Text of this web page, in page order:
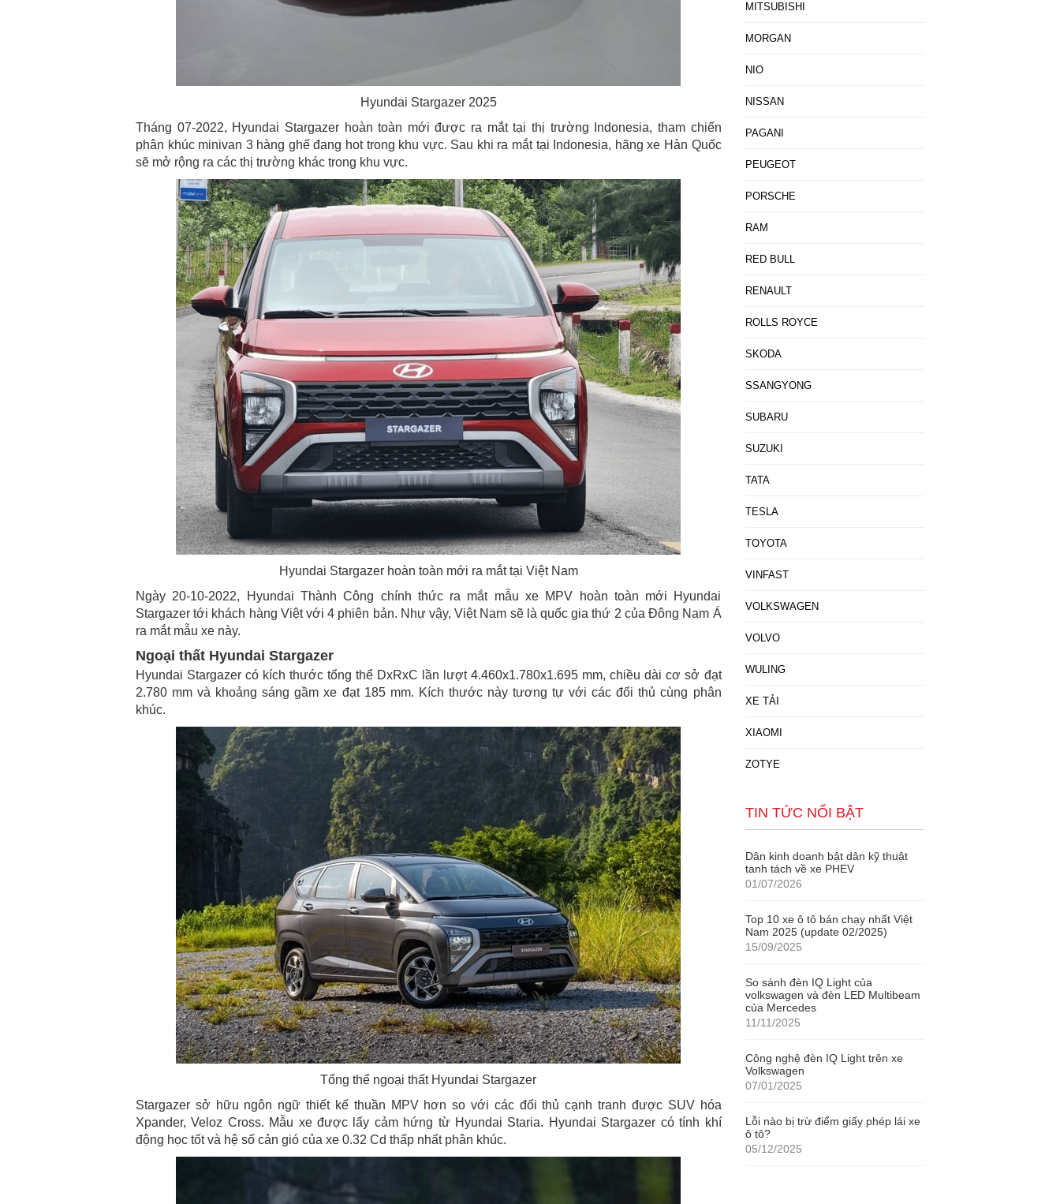
Hyundai Stargazer 2025
Tháng 07-2022, Hyundai Stargazer hoàn toàn mới được ra mắt tại thị trường Indonesia, tham chiến
phân khúc minivan 3 hàng ghế đang hot trong khu vực. Sau khi ra mắt tại Indonesia, hãng xe Hàn Quốc
sẽ mở rộng ra các thị trường khác trong khu vực.
Hyundai Stargazer hoàn toàn mới ra mắt tại Việt Nam
Ngày 20-10-2022, Hyundai Thành Công chính thức ra mắt mẫu xe MPV hoàn toàn mới Hyundai
Stargazer tới khách hàng Việt với 4 phiên bản. Như vậy, Việt Nam sẽ là quốc gia thứ 2 của Đông Nam Á
ra mắt mẫu xe này.
Ngoại thất Hyundai Stargazer
Hyundai Stargazer có kích thước tổng thể DxRxC lần lượt 4.460x1.780x1.695 mm, chiều dài cơ sở đạt
2.780 mm và khoảng sáng gầm xe đạt 185 mm. Kích thước này tương tự với các đối thủ cùng phân
khúc.
Tổng thể ngoại thất Hyundai Stargazer
Stargazer sở hữu ngôn ngữ thiết kế thuần MPV hơn so với các đối thủ cạnh tranh được SUV hóa
Xpander, Veloz Cross. Mẫu xe được lấy cảm hứng từ Hyundai Staria. Hyundai Stargazer có tính khí
động học tốt và hệ số cản gió của xe 0.32 Cd thấp nhất phân khúc.
MITSUBISHI
MORGAN
NIO
NISSAN
PAGANI
PEUGEOT
PORSCHE
RAM
RED BULL
RENAULT
ROLLS ROYCE
SKODA
SSANGYONG
SUBARU
SUZUKI
TATA
TESLA
TOYOTA
VINFAST
VOLKSWAGEN
VOLVO
WULING
XE TẢI
XIAOMI
ZOTYE
TIN TỨC NỔI BẬT
Dân kinh doanh bật dân kỹ thuật
tanh tách về xe PHEV
01/07/2026
Top 10 xe ô tô bán chạy nhất Việt
Nam 2025 (update 02/2025)
15/09/2025
So sánh đèn IQ Light của
volkswagen và đèn LED Multibeam
của Mercedes
11/11/2025
Công nghệ đèn IQ Light trên xe
Volkswagen
07/01/2025
Lỗi nào bị trừ điểm giấy phép lái xe
ô tô?
05/12/2025